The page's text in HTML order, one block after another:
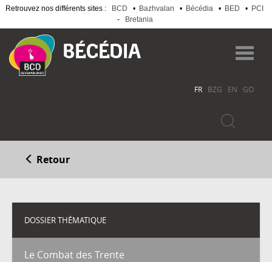
Retrouvez nos différents sites : BCD • Bazhvalan • Bécédia • BED •
PCI
-
Bretania
au
contenu
principal
FR BZG EN GO
Retour
DOSSIER THÉMATIQUE
Le Combat des Trente